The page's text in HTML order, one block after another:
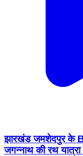
झारखंड जमशेदपुर के
जगन्नाथ की रथ